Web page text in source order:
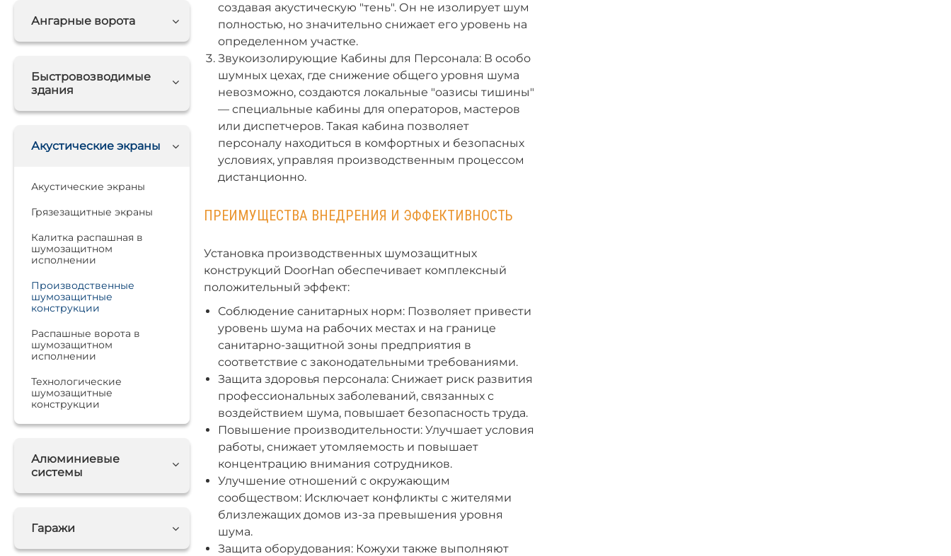
Ангарные ворота
Быстровозводимые
здания
Акустические экраны
Акустические экраны
Грязезащитные экраны
Калитка распашная в
шумозащитном
исполнении
Производственные
шумозащитные
конструкции
Распашные ворота в
шумозащитном
исполнении
Технологические
шумозащитные
конструкции
Алюминиевые
системы
Гаражи
создавая акустическую "тень". Он не изолирует шум
полностью, но значительно снижает его уровень на
определенном участке.
Звукоизолирующие Кабины для Персонала: В особо
шумных цехах, где снижение общего уровня шума
невозможно, создаются локальные "оазисы тишины"
— специальные кабины для операторов, мастеров
или диспетчеров. Такая кабина позволяет
персоналу находиться в комфортных и безопасных
условиях, управляя производственным процессом
дистанционно.
ПРЕИМУЩЕСТВА ВНЕДРЕНИЯ И ЭФФЕКТИВНОСТЬ
Установка производственных шумозащитных
конструкций DoorHan обеспечивает комплексный
положительный эффект:
Соблюдение санитарных норм: Позволяет привести
уровень шума на рабочих местах и на границе
санитарно-защитной зоны предприятия в
соответствие с законодательными требованиями.
Защита здоровья персонала: Снижает риск развития
профессиональных заболеваний, связанных с
воздействием шума, повышает безопасность труда.
Повышение производительности: Улучшает условия
работы, снижает утомляемость и повышает
концентрацию внимания сотрудников.
Улучшение отношений с окружающим
сообществом: Исключает конфликты с жителями
близлежащих домов из-за превышения уровня
шума.
Защита оборудования: Кожухи также выполняют